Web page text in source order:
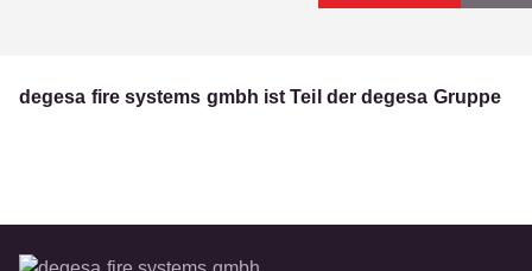
degesa fire systems gmbh ist Teil der degesa Gruppe